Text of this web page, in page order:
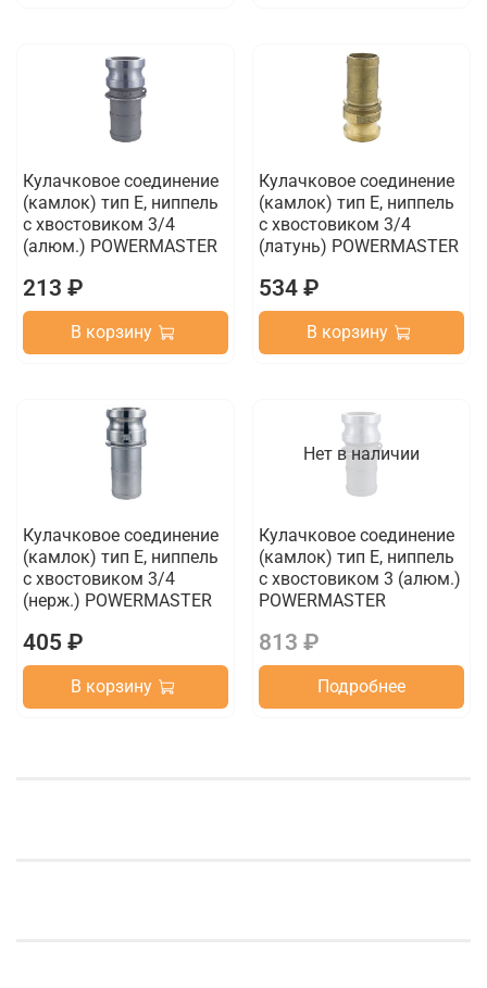
Кулачковое соединение
(камлок) тип E, ниппель
с хвостовиком 3/4
(алюм.) POWERMASTER
213 ₽
В корзину
Кулачковое соединение
(камлок) тип E, ниппель
с хвостовиком 3/4
(латунь) POWERMASTER
534 ₽
В корзину
Кулачковое соединение
(камлок) тип E, ниппель
с хвостовиком 3/4
(нерж.) POWERMASTER
405 ₽
В корзину
Нет в наличии
Кулачковое соединение
(камлок) тип E, ниппель
с хвостовиком 3 (алюм.)
POWERMASTER
813 ₽
Подробнее